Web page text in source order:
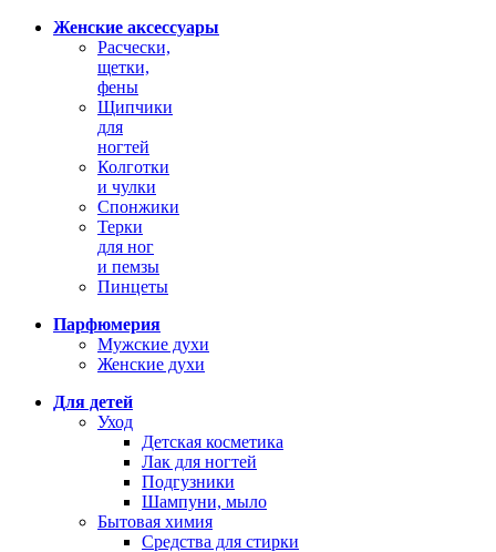
Женские аксессуары
Расчески,
щетки,
фены
Щипчики
для
ногтей
Колготки
и чулки
Спонжики
Терки
для ног
и пемзы
Пинцеты
Парфюмерия
Мужские духи
Женские духи
Для детей
Уход
Детская косметика
Лак для ногтей
Подгузники
Шампуни, мыло
Бытовая химия
Средства для стирки